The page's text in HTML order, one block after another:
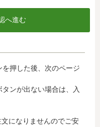
人情報等は、カード発
ために、お客様が利用
せていただきます。(氏
ンターネット利用環境
会社が外国にある場
を押した後、次のページ
ンが出ない場合は、入
になりませんのでご安